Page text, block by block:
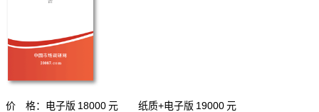
价 格：电子版 18000 元 纸质+电子版 19000 元